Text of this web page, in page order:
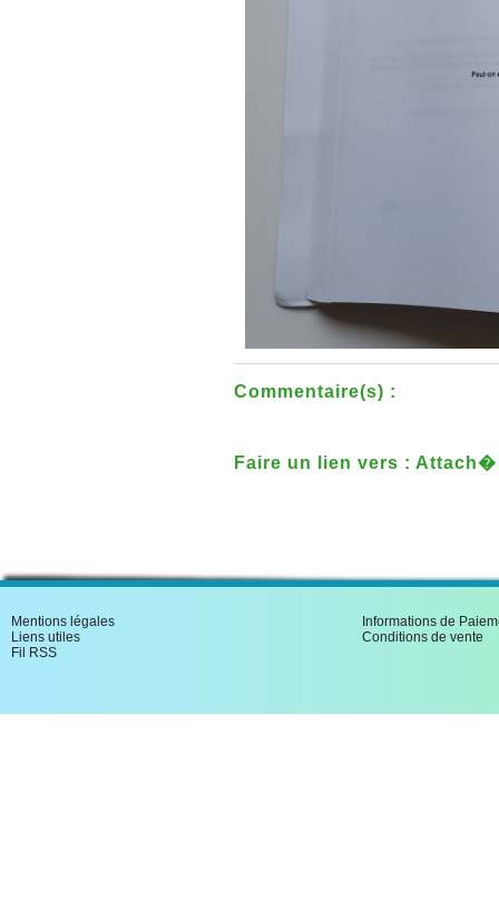
Commentaire(s) :
Faire un lien vers :
Mentions légales
Liens utiles
Fil RSS
Informations de
Conditions de vente